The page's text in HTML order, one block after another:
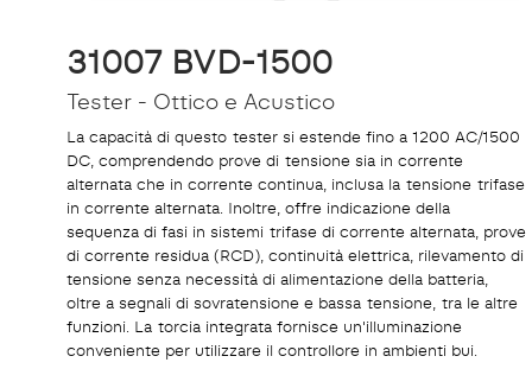
31007 BVD-1500
Tester - Ottico e Acustico
La capacità di questo tester si estende fino a 1200 AC/1500
DC, comprendendo prove di tensione sia in corrente
alternata che in corrente continua, inclusa la tensione trifase
in corrente alternata. Inoltre, offre indicazione della
sequenza di fasi in sistemi trifase di corrente alternata, prove
di corrente residua (RCD), continuità elettrica, rilevamento di
tensione senza necessità di alimentazione della batteria,
oltre a segnali di sovratensione e bassa tensione, tra le altre
funzioni. La torcia integrata fornisce un'illuminazione
conveniente per utilizzare il controllore in ambienti bui.